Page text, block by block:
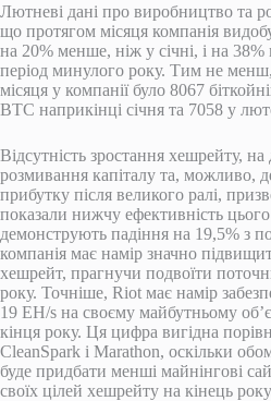
Лютневі дані про виробництво та
що протягом місяця компанія
на 20% менше, ніж у січні, і на
період минулого року. Тим не
місяця у компанії було 8067
BTC наприкінці січня та 7058 у
Відсутність зростання хешрейту, на
розмивання капіталу та, можливо,
прибутку після великого ралі,
показали нижчу ефективність
демонструють падіння на 19,5% з
компанія має намір значно
хешрейт, прагнучи подвоїти
року. Точніше, Riot має намір
19 EH/s на своєму майбутньому
кінця року. Ця цифра вигідна
CleanSpark і Marathon, оскільки
буде придбати менші майнінгові
своїх цілей хешрейту на кінець